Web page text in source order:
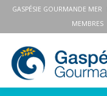
GASPÉSIE GOURMANDE MER
MEMBRES